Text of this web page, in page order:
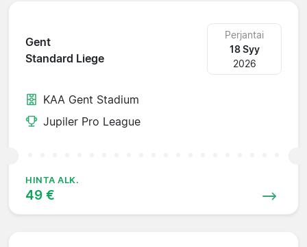
Gent
Standard Liege
Perjantai
18 Syy
2026
KAA Gent Stadium
Jupiler Pro League
HINTA ALK.
49 €